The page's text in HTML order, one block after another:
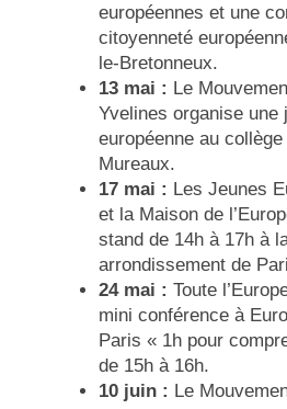
européennes et une
citoyenneté
le-Bretonneux.
13 mai : Le
Yvelines organise une
européenne au
Mureaux.
17 mai : Les Jeunes
et la Maison de
stand de 14h à 17h à
arrondissement de
24 mai : Toute
mini conférence à
Paris« 1h pour
de 15h à 16h.
10 juin : Le